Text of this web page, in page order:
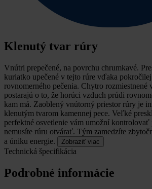
Klenutý tvar rúry
Vnútri prepečené, na povrchu chrumkavé.
kuriatko upečené v tejto rúre vďaka
rovnomerného pečenia. Chytro rozmiestnené
postarajú o to, že horúci vzduch prúdi
kam má. Zaoblený vnútorný priestor rúry je
klenutým tvarom kamennej pece. Veľké
perfektné osvetlenie vám umožní kontrolovať
nemusíte rúru otvárať. Tým zamedzíte
a úniku energie.
Zobraziť viac
Technická špecifikácia
Podrobné informácie